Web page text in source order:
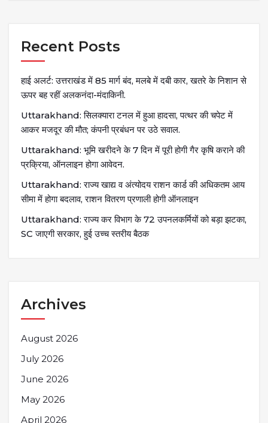
Recent Posts
हाई अलर्ट: उत्तराखंड में 85 मार्ग बंद, मलबे में दबी कार, खतरे के निशान से
ऊपर बह रहीं अलकनंदा-मंदाकिनी.
Uttarakhand: सिलक्यारा टनल में हुआ हादसा, पत्थर की चपेट में
आकर मजदूर की मौत; कंपनी प्रबंधन पर उठे सवाल.
Uttarakhand: भूमि खरीदने के 7 दिन में पूरी होगी गैर कृषि कराने की
प्रक्रिया, ऑनलाइन होगा आवेदन.
Uttarakhand: राज्य खाद्य व अंत्योदय राशन कार्ड की अधिकतम आय
सीमा में होगा बदलाव, राशन वितरण प्रणाली होगी ऑनलाइन
Uttarakhand: राज्य कर विभाग के 72 उपनलकर्मियों को बड़ा झटका,
SC जाएगी सरकार, हुई उच्च स्तरीय बैठक
Archives
August 2026
July 2026
June 2026
May 2026
April 2026